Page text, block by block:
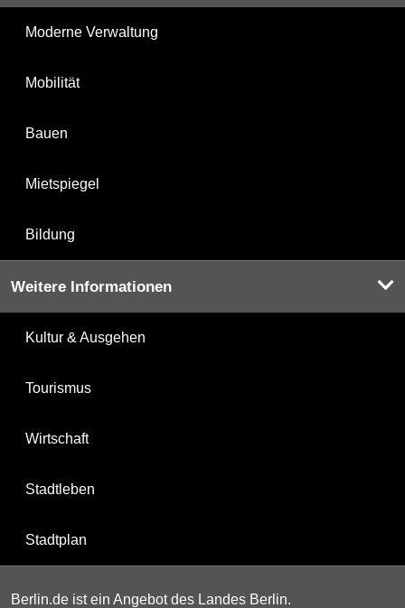
Moderne Verwaltung
Mobilität
Bauen
Mietspiegel
Bildung
Weitere Informationen
Kultur & Ausgehen
Tourismus
Wirtschaft
Stadtleben
Stadtplan
Berlin.de ist ein Angebot des Landes Berlin.